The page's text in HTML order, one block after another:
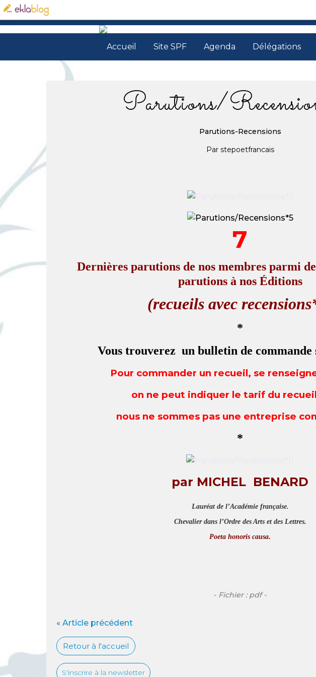
Accueil Site SPF Agenda Délégations
Parutions/
Parutions-Recensions
26.12.2017 …
Par stepoetfrancais
7
Dernières parutions de nos membres parmi
parutions à nos Éditions
(recueils avec
*
Vous trouverez un bulletin de commande
Pour commander un recueil, se
on ne peut indiquer le tarif du
nous ne sommes pas une entreprise
*
par MICHEL BENARD
Lauréat de l’Académie française.
Chevalier dans l’Ordre des Arts et des Lettres.
Poeta honoris causa.
- Fichier : pdf -
« Article précédent
Retour à l'accueil
S'inscrire à la newsletter